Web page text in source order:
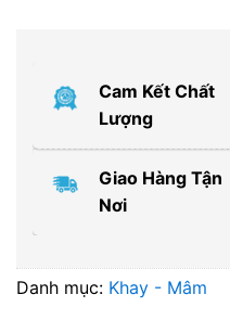
Cam Kết Chất
Lượng
Giao Hàng Tận
Nơi
Danh mục: Khay - Mâm